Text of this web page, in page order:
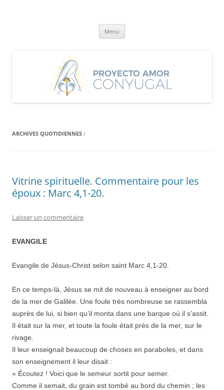
Menu
ARCHIVES QUOTIDIENNES :
Vitrine spirituelle. Commentaire pour les
époux : Marc 4,1-20.
Laisser un commentaire
EVANGILE
Evangile de Jésus-Christ selon saint Marc 4,1-20.
En ce temps-là, Jésus se mit de nouveau à enseigner au bord
de la mer de Galilée. Une foule très nombreuse se rassembla
auprès de lui, si bien qu’il monta dans une barque où il s’assit.
Il était sur la mer, et toute la foule était près de la mer, sur le
rivage.
Il leur enseignait beaucoup de choses en paraboles, et dans
son enseignement il leur disait :
« Écoutez ! Voici que le semeur sortit pour semer.
Comme il semait, du grain est tombé au bord du chemin ; les